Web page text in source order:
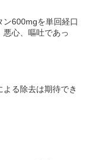
ン600mgを単回経口
心、嘔吐であっ
る除去は期待でき